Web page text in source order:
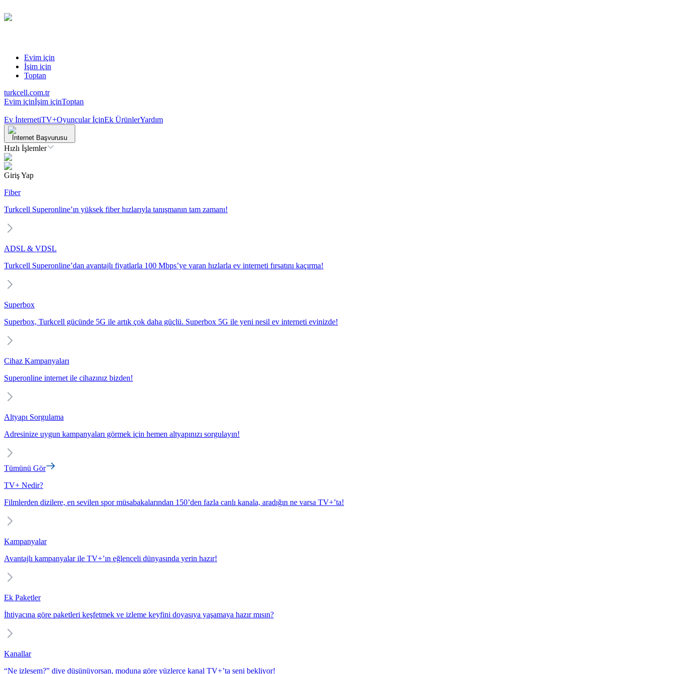
Evim için
İşim için
Toptan
turkcell.com.tr
Evim içinİşim içinToptan
Ev İnternetiTV+Oyuncular İçinEk ÜrünlerYardım
İnternet Başvurusu
Hızlı İşlemler
Giriş Yap
Fiber
Turkcell Superonline’ın yüksek fiber hızlarıyla tanışmanın tam zamanı!
ADSL & VDSL
Turkcell Superonline’dan avantajlı fiyatlarla 100 Mbps’ye varan hızlarla ev interneti fırsatını kaçırma!
Superbox
Superbox, Turkcell gücünde 5G ile artık çok daha güçlü. Superbox 5G ile yeni nesil ev interneti evinizde!
Cihaz Kampanyaları
Superonline internet ile cihazınız bizden!
Altyapı Sorgulama
Adresinize uygun kampanyaları görmek için hemen altyapınızı sorgulayın!
Tümünü Gör
TV+ Nedir?
Filmlerden dizilere, en sevilen spor müsabakalarından 150’den fazla canlı kanala, aradığın ne varsa TV+’ta!
Kampanyalar
Avantajlı kampanyalar ile TV+’ın eğlenceli dünyasında yerin hazır!
Ek Paketler
İhtiyacına göre paketleri keşfetmek ve izleme keyfini doyasıya yaşamaya hazır mısın?
Kanallar
“Ne izlesem?” diye düşünüyorsan, moduna göre yüzlerce kanal TV+’ta seni bekliyor!